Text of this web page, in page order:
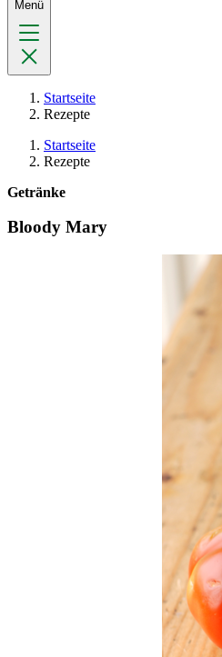
Menü
Startseite
Rezepte
Startseite
Rezepte
Getränke
Bloody Mary